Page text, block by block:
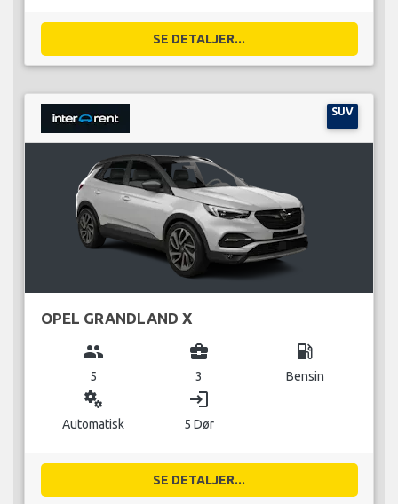
SE DETALJER...
SUV
OPEL GRANDLAND X
group
5
business_center
3
local_gas_station
Bensin
miscellaneous_services
Automatisk
login
5 Dør
SE DETALJER...